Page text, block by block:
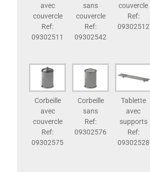
avec
couvercle
Ref:
09302511
sans
couvercle
Ref:
09302542
couvercle
Ref:
09302512
Corbeille
avec
couvercle
Ref:
09302575
Corbeille
sans
Ref:
09302576
Tablette
avec
supports
Ref:
09302528